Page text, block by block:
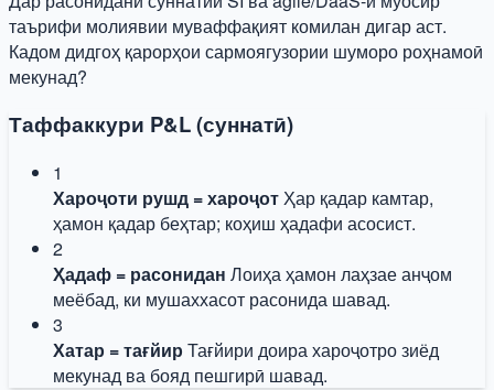
таърифи молиявии муваффақият комилан дигар аст.
Кадом дидгоҳ қарорҳои сармоягузории шуморо роҳнамоӣ
мекунад?
Таффаккури P&L (суннатӣ)
1
Хароҷоти рушд = хароҷотҲар қадар камтар,
ҳамон қадар беҳтар; коҳиш ҳадафи асосист.
2
Ҳадаф = расонидан Лоиҳа ҳамон лаҳзае анҷом
меёбад, ки мушаххасот расонида шавад.
3
Хатар = тағйир Тағйири доира хароҷотро зиёд
мекунад ва бояд пешгирӣ шавад.